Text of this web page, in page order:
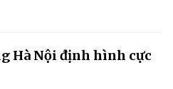
Hà Nội định hình cực